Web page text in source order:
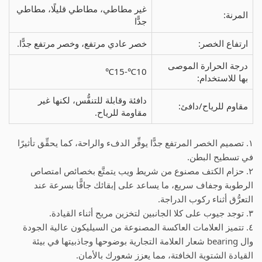
المرنة:
غير مطاطي، مطاطي قليلًا، مطاطي
جدًّا
ارتفاع الخصر:
خصر عادي مرتفع، وخصر مرتفع جدًّا.
درجة الحرارة الموصى
بها للاستخدام:
10℃-15℃
مقاوم للرياح/دافئ:
دافئة وقابلة للتنفُّس، لكنها غير
مقاومة للرياح.
١. تصميم الخصر المرتفع جدًّا يوفِّر الدفء والراحة، كما يحقِّق تأثيرًا
في تسطيح البطن.
٢. حزام الكتف مصنوع من شريط ويب يتمتَّع بخصائص امتصاص
الرطوبة وجفاف سريع، ما يساعد على إبقائك جافًّا بسرعة عند
التعرُّق أثناء ركوب الدراجة.
٣. توجد جيوب على كلا الجانبين لتخزين مريح أثناء القيادة.
٤. تتميز العلامات العاكسة المصنوعة من السيليكون عالية الجودة
وال bearing شعار العلامة التجارية بوضوحها وجاذبيتها في بيئة
القيادة الشتوية الخافتة، مما يعزز شعورك بالأمان.